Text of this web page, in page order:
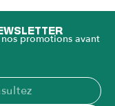
promotions avant